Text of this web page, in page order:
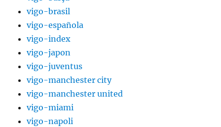
vigo-brasil
vigo-española
vigo-index
vigo-japon
vigo-juventus
vigo-manchester city
vigo-manchester united
vigo-miami
vigo-napoli